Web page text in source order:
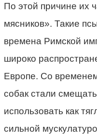
По этой причине их
мясников». Такие
времена Римской
широко
Европе. Со
собак стали
использовать как
сильной